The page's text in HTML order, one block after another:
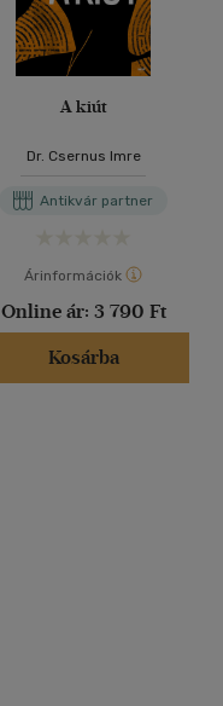
A kiút
Dr. Csernus Imre
Antikvár partner
Árinformációk
Online ár: 3 790 Ft
Kosárba